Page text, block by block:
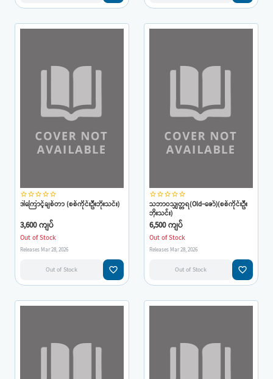
star_borderstar_borderstar_borderstar_borderstar_border
ဒါကြောင့်ချစ်တာ (စစ်ကိုင်းဦးဘိုးသင်း)
3,600 ကျပ်
Out of Stock
Releases Mar 28, 2026
Out of Stock favorite_border
star_borderstar_borderstar_borderstar_borderstar_border
သဘာဝသျှတ္တရ(Old-ဇော်)(စစ်ကိုင်းဦး
ဘိုးသင်း)
6,500 ကျပ်
Out of Stock
Releases Mar 28, 2026
Out of Stock favorite_border